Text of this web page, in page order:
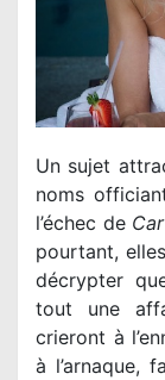
Un sujet
noms
l’échec de
pourtant,
décrypter
tout une
crieront à
à l’arnaque,